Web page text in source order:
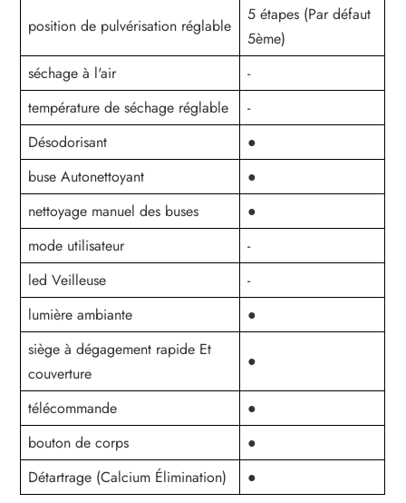
position de pulvérisation réglable
5 étapes (Par défaut
5ème)
séchage à l'air
-
température de séchage réglable
-
Désodorisant
●
buse Autonettoyant
●
nettoyage manuel des buses
●
mode utilisateur
-
led Veilleuse
-
lumière ambiante
●
siège à dégagement rapide Et
couverture
●
télécommande
●
bouton de corps
●
Détartrage (Calcium Élimination)
●